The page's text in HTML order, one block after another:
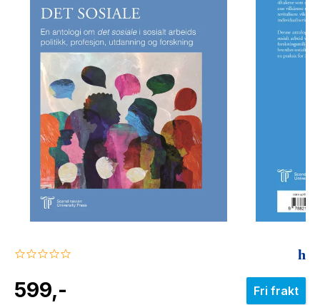
The Housemaid
0.0
rating
599,- Fri frakt